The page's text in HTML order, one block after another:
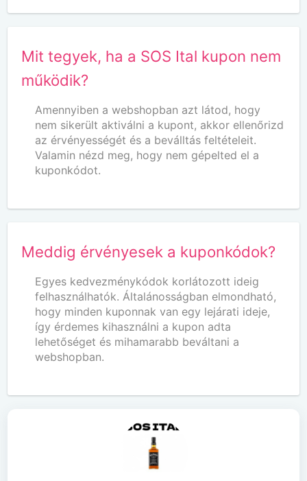
Mit tegyek, ha a SOS Ital kupon nem
működik?
Amennyiben a webshopban azt látod, hogy
nem sikerült aktiválni a kupont, akkor ellenőrizd
az érvényességét és a beválltás feltételeit.
Valamin nézd meg, hogy nem gépelted el a
kuponkódot.
Meddig érvényesek a kuponkódok?
Egyes kedvezménykódok korlátozott ideig
felhasználhatók. Általánosságban elmondható,
hogy minden kuponnak van egy lejárati ideje,
így érdemes kihasználni a kupon adta
lehetőséget és mihamarabb beváltani a
webshopban.